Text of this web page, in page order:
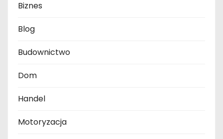
Biznes
Blog
Budownictwo
Dom
Handel
Motoryzacja